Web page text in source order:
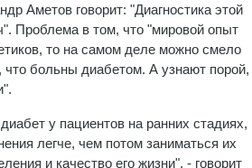
Аметов говорит: "Диагностика этой
Проблема в том, что "мировой опыт
то на самом деле можно смело
больны диабетом. А узнают порой,
у пациентов на ранних стадиях,
легче, чем потом заниматься их
и качество его жизни", - говорит